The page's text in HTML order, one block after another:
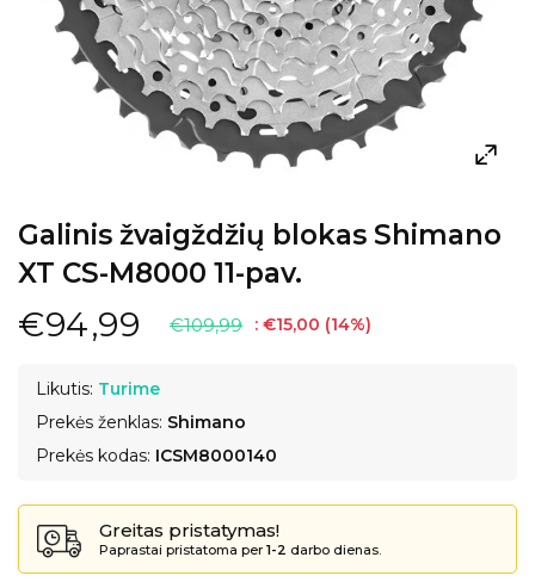
Galinis žvaigždžių blokas Shimano
XT CS-M8000 11-pav.
€94,99 €109,99 : €15,00 (14%)
Likutis: Turime
Prekės ženklas: Shimano
Prekės kodas: ICSM8000140
Greitas pristatymas!
Paprastai pristatoma per 1-2 darbo dienas.